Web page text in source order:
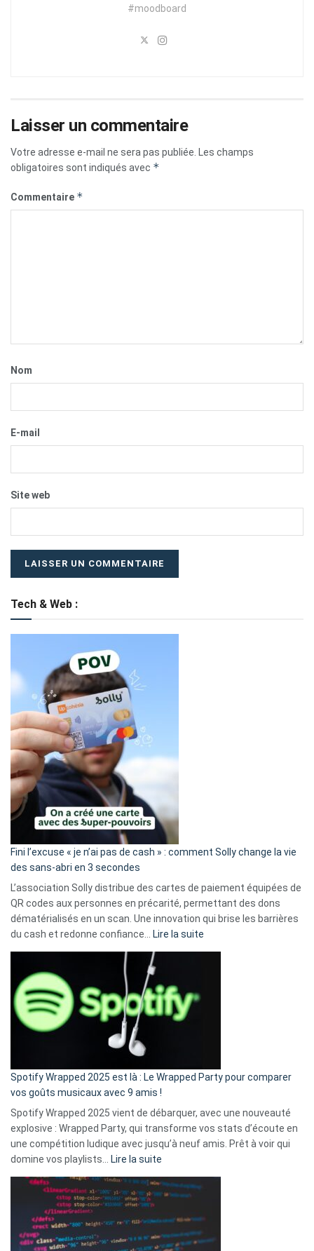
#moodboard
Laisser un commentaire
Votre adresse e-mail ne sera pas publiée. Les champs
obligatoires sont indiqués avec *
Commentaire *
Nom
E-mail
Site web
Tech & Web :
Fini l’excuse « je n’ai pas de cash » : comment Solly change la vie
des sans-abri en 3 secondes
L’association Solly distribue des cartes de paiement équipées de
QR codes aux personnes en précarité, permettant des dons
dématérialisés en un scan. Une innovation qui brise les barrières
du cash et redonne confiance… Lire la suite
Fini
»
Solly
change
la
des
3
Spotify Wrapped 2025 est là : Le Wrapped Party pour comparer
vos goûts musicaux avec 9 amis !
Spotify Wrapped 2025 vient de débarquer, avec une nouveauté
explosive : Wrapped Party, qui transforme vos stats d’écoute en
une compétition ludique avec jusqu’à neuf amis. Prêt à voir qui
domine vos playlists… Lire la suite
Spotify
Wrapped
est
là